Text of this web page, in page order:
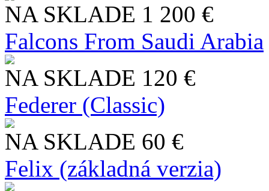
NA SKLADE 1 200 €
Falcons From Saudi Arabia
NA SKLADE 120 €
Federer (Classic)
NA SKLADE 60 €
Felix (základná verzia)